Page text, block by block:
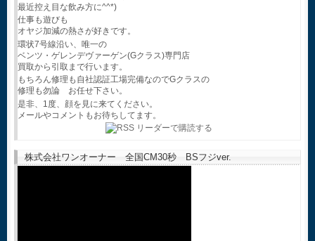
最近控え目な飲み方に^^*)
仕事も遊びも
オヤジ加減の熱さが好きです。
環状7号線沿い、唯一の
ベンツ・ゲレンデヴァーゲン(Gクラス)専門店
買取から引取まで行います。
もちろん修理も自社認証工場完備なのでGクラスの
修理も勿論 お任せ下さい。
是非、1度、顔を見に来てください。
メールやコメントもお待ちしてます。
株式会社ワンオーナー 全国CM30秒 BSフジver.